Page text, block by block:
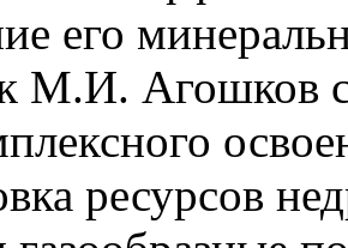
его
М.И. Агошков
ресурсов